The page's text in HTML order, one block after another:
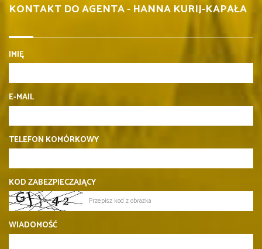
KONTAKT DO AGENTA - HANNA KURIJ-KAPAŁA
IMIĘ
E-MAIL
TELEFON KOMÓRKOWY
KOD ZABEZPIECZAJĄCY
WIADOMOŚĆ